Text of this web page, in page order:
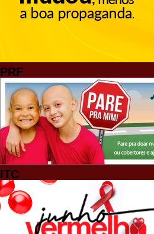
PRF
ITC